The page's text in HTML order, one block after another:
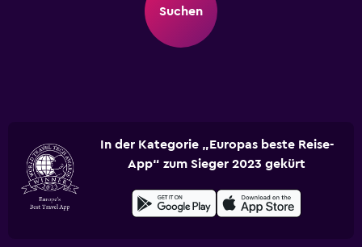
Suchen
In der Kategorie „Europas beste Reise-
App“ zum Sieger 2023 gekürt